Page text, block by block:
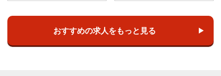
おすすめの求人をもっと見る